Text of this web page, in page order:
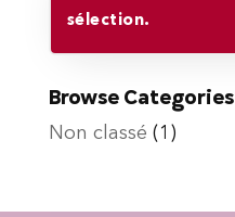
sélection.
Browse Categories
Non classé (1)